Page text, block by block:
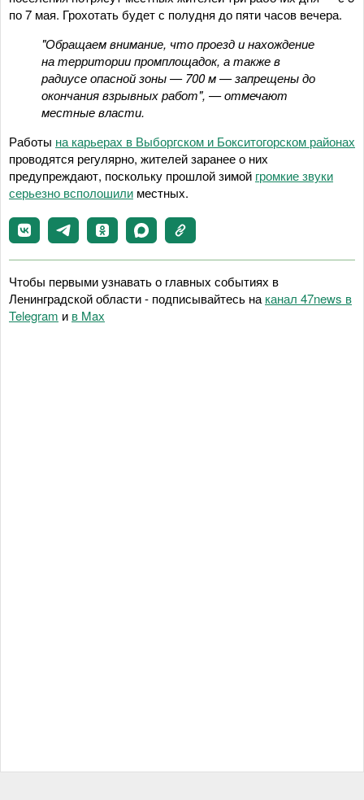
по 7 мая. Грохотать будет с полудня до пяти часов вечера.
"Обращаем внимание, что проезд и нахождение
на территории промплощадок, а также в
радиусе опасной зоны — 700 м — запрещены до
окончания взрывных работ", — отмечают
местные власти.
Работы на карьерах в Выборгском и Бокситогорском районах
проводятся регулярно, жителей заранее о них
предупреждают, поскольку прошлой зимой громкие звуки
серьезно всполошили местных.
Чтобы первыми узнавать о главных событиях в
Ленинградской области - подписывайтесь на канал 47news в
Telegram и в Maх